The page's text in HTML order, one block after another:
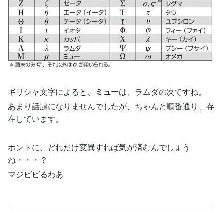
ギリシャ文字によると、 ミューは、ラムダの次ですね。
あまり話題になりませんでしたが、ちゃんと順番通り、存
在しています。
ホントに、どれだけ変異すれば気が済むんでしょう
ね・・・？
マジビビるわあ